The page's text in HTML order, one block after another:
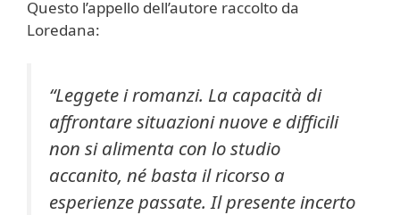
Questo l’appello dell’autore raccolto da
Loredana:
“Leggete i romanzi. La capacità di
affrontare situazioni nuove e difficili
non si alimenta con lo studio
accanito, né basta il ricorso a
esperienze passate. Il presente incerto